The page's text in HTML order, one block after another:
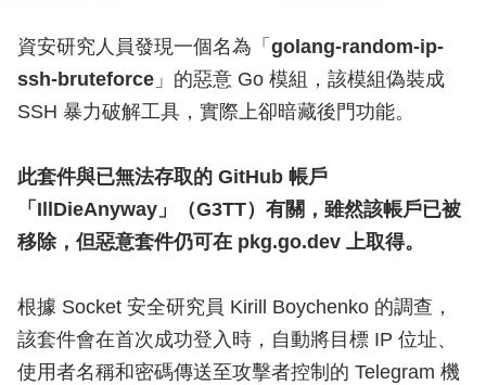
資安研究人員發現一個名為「 golang-random-ip-
ssh-bruteforce」的惡意 Go 模組，該模組偽裝成
SSH 暴力破解工具，實際上卻暗藏後門功能。
此套件與已無法存取的 GitHub 帳戶
「IllDieAnyway」（G3TT）有關，雖然該帳戶已被
移除，但惡意套件仍可在 pkg.go.dev 上取得。
根據 Socket 安全研究員 Kirill Boychenko 的調查，
該套件會在首次成功登入時，自動將目標 IP 位址、
使用者名稱和密碼傳送至攻擊者控制的 Telegram 機